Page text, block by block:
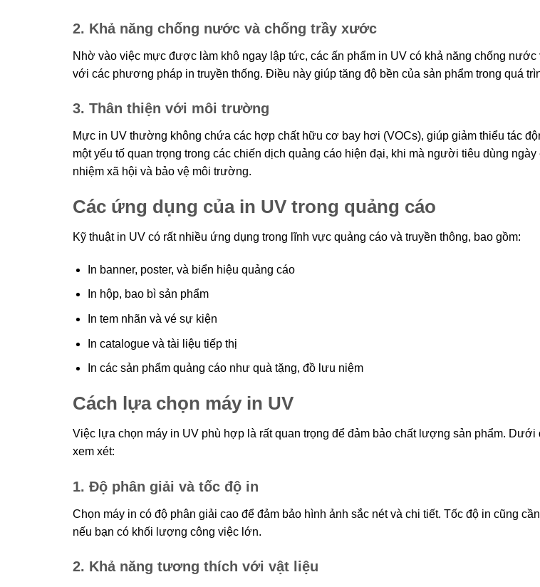
2. Khả năng chống nước và chống trầy xước
Nhờ vào việc mực được làm khô ngay lập tức, các ấn phẩm in UV có khả năng chống
với các phương pháp in truyền thống. Điều này giúp tăng độ bền của sản phẩm trong quá
3. Thân thiện với môi trường
Mực in UV thường không chứa các hợp chất hữu cơ bay hơi (VOCs), giúp giảm thiểu tác
một yếu tố quan trọng trong các chiến dịch quảng cáo hiện đại, khi mà người tiêu dùng ngày
nhiệm xã hội và bảo vệ môi trường.
Các ứng dụng của in UV trong quảng cáo
Kỹ thuật in UV có rất nhiều ứng dụng trong lĩnh vực quảng cáo và truyền thông, bao gồm:
In banner, poster, và biển hiệu quảng cáo
In hộp, bao bì sản phẩm
In tem nhãn và vé sự kiện
In catalogue và tài liệu tiếp thị
In các sản phẩm quảng cáo như quà tặng, đồ lưu niệm
Cách lựa chọn máy in UV
Việc lựa chọn máy in UV phù hợp là rất quan trọng để đảm bảo chất lượng sản phẩm. Dưới
xem xét:
1. Độ phân giải và tốc độ in
Chọn máy in có độ phân giải cao để đảm bảo hình ảnh sắc nét và chi tiết. Tốc độ in cũng
nếu bạn có khối lượng công việc lớn.
2. Khả năng tương thích với vật liệu